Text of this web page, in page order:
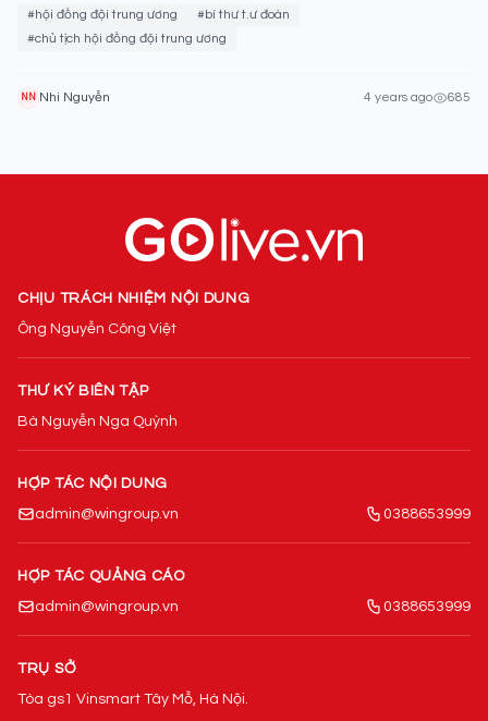
#hội đồng đội trung ương
#bí thư t.ư đoàn
#chủ tịch hội đồng đội trung ương
NN Nhi Nguyễn 4 years ago 685
CHỊU TRÁCH NHIỆM NỘI DUNG
Ông Nguyễn Công Việt
THƯ KÝ BIÊN TẬP
Bà Nguyễn Nga Quỳnh
HỢP TÁC NỘI DUNG
admin@wingroup.vn
0388653999
HỢP TÁC QUẢNG CÁO
admin@wingroup.vn
0388653999
TRỤ SỞ
Tòa gs1 Vinsmart Tây Mỗ, Hà Nội.